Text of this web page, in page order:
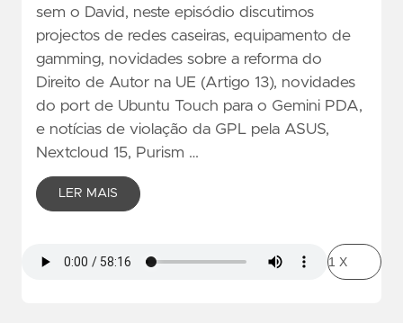
sem o David, neste episódio discutimos
projectos de redes caseiras, equipamento de
gamming, novidades sobre a reforma do
Direito de Autor na UE (Artigo 13), novidades
do port de Ubuntu Touch para o Gemini PDA,
e notícias de violação da GPL pela ASUS,
Nextcloud 15, Purism …
LER MAIS